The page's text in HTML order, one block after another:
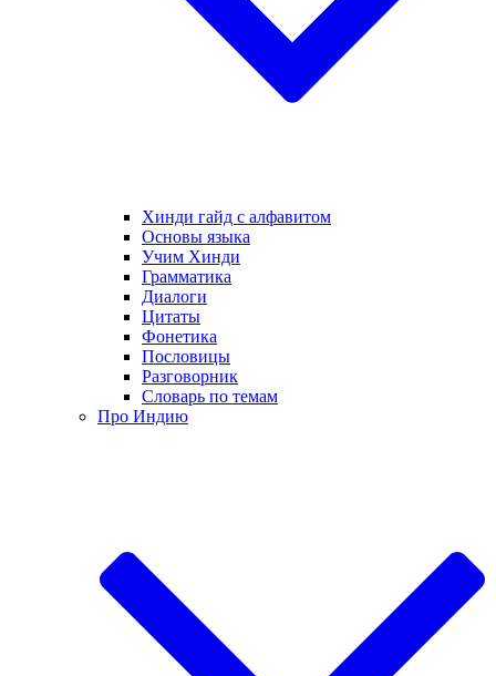
Хинди гайд с алфавитом
Основы языка
Учим Хинди
Грамматика
Диалоги
Цитаты
Фонетика
Пословицы
Разговорник
Словарь по темам
Про Индию